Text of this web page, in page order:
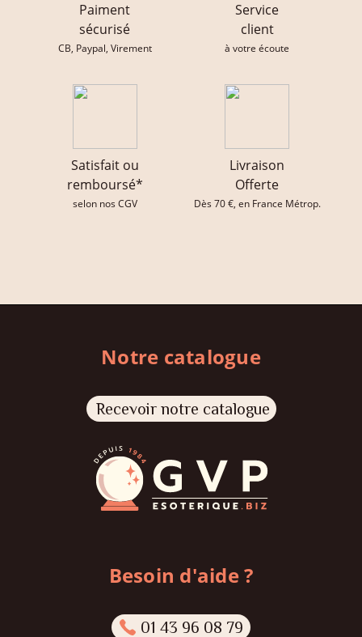
Paiment
sécurisé
CB, Paypal, Virement
Service
client
à votre écoute
Satisfait ou
remboursé*
selon nos CGV
Livraison
Offerte
Dès 70 €, en France Métrop.
Notre catalogue
Recevoir notre catalogue
Besoin d'aide ?
01 43 96 08 79